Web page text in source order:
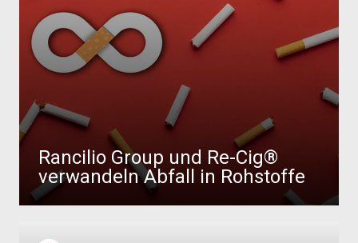
Rancilio Group und Re-Cig®
verwandeln Abfall in Rohstoffe